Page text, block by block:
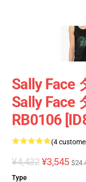
Sally Face
Sally Face
RB0106
(4
¥4,432 ¥3,545
Type